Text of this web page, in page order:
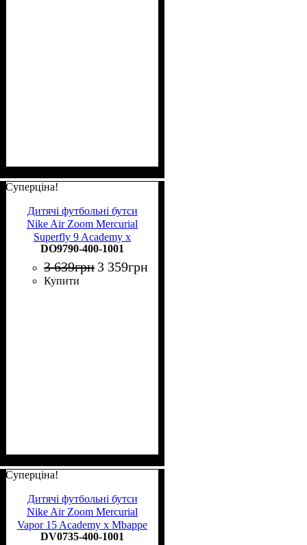
Суперціна!
Дитячі футбольні бутси
Nike Air Zoom Mercurial
Superfly 9 Academy x
Mbappe MG Junior DO9790-
400
DO9790-400-1001
3 639грн 3 359грн
Купити
Суперціна!
Дитячі футбольні бутси
Nike Air Zoom Mercurial
Vapor 15 Academy x Mbappe
MG Junior DV0735-400
DV0735-400-1001